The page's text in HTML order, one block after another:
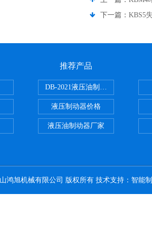
下一篇： KBS5
推荐产品
DB-2021液压油制动器
液压制动器价格
液压油制动器厂家
鸿旭机械有限公司 版权所有 技术支持： 智能